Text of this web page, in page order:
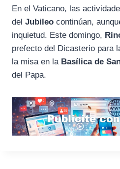
En el Vaticano, las
del Jubileo continúan,
inquietud. Este domingo,
prefecto del Dicasterio para
la misa en la Basílica de
del Papa.